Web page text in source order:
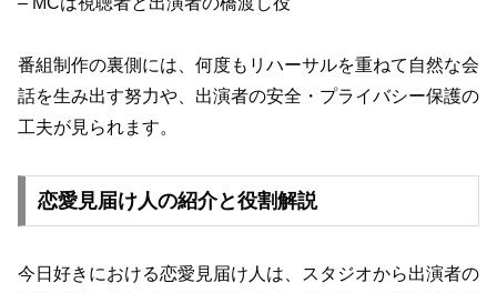
番組制作の裏側には、何度もリハーサルを重ねて自然な会
話を生み出す努力や、出演者の安全・プライバシー保護の
工夫が見られます。
恋愛見届け人の紹介と役割解説
今日好きにおける恋愛見届け人は、スタジオから出演者の